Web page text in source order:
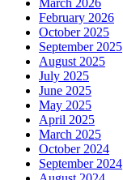
February 2026
October 2025
September 2025
August 2025
July 2025
June 2025
May 2025
April 2025
March 2025
October 2024
September 2024